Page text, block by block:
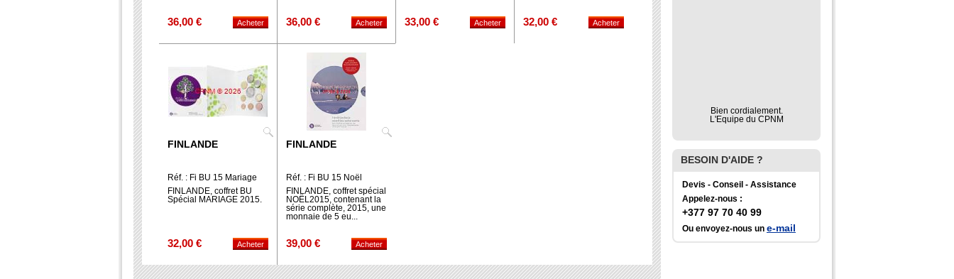
36,00 € 36,00 € 33,00 € 32,00 €
FINLANDE
Réf. : Fi BU 15 Mariage
FINLANDE, coffret BU
Spécial MARIAGE 2015.
32,00 €
FINLANDE
Réf. : Fi BU 15 Noël
FINLANDE, coffret spécial
NOËL2015, contenant la
série complète, 2015, une
monnaie de 5 eu...
39,00 €
Bien cordialement.
L'Equipe du CPNM
BESOIN D'AIDE ?
Devis - Conseil - Assistance
Appelez-nous :
+377 97 70 40 99
Ou envoyez-nous un e-mail